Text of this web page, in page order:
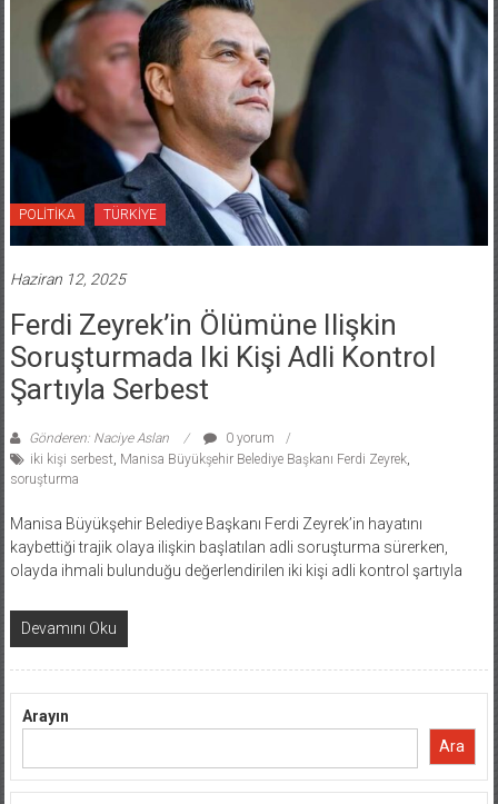
POLİTİKA TÜRKİYE
Haziran 12, 2025
Ferdi Zeyrek’in Ölümüne Ilişkin
Soruşturmada Iki Kişi Adli Kontrol
Şartıyla Serbest
Gönderen: Naciye Aslan
0 yorum
iki kişi serbest Manisa Büyükşehir Belediye Başkanı Ferdi Zeyrek,
soruşturma
Manisa Büyükşehir Belediye Başkanı Ferdi Zeyrek’in hayatını
kaybettiği trajik olaya ilişkin başlatılan adli soruşturma sürerken,
olayda ihmali bulunduğu değerlendirilen iki kişi adli kontrol şartıyla
Devamını Oku
Arayın
Ara